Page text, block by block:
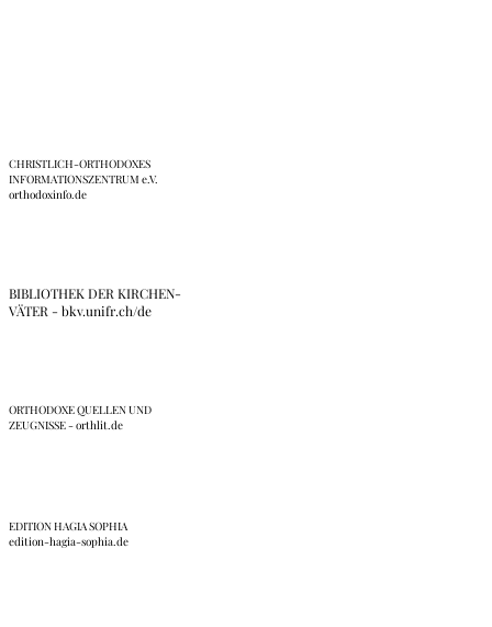
CHRISTLICH-ORTHODOXES
INFORMATIONSZENTRUM e.V.
orthodoxinfo.de
BIBLIOTHEK DER KIRCHEN-
VÄTER - bkv.unifr.ch/de
ORTHODOXE QUELLEN UND
ZEUGNISSE - orthlit.de
EDITION HAGIA SOPHIA
edition-hagia-sophia.de